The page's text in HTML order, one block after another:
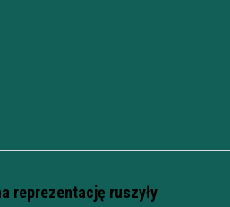
reprezentację ruszyły